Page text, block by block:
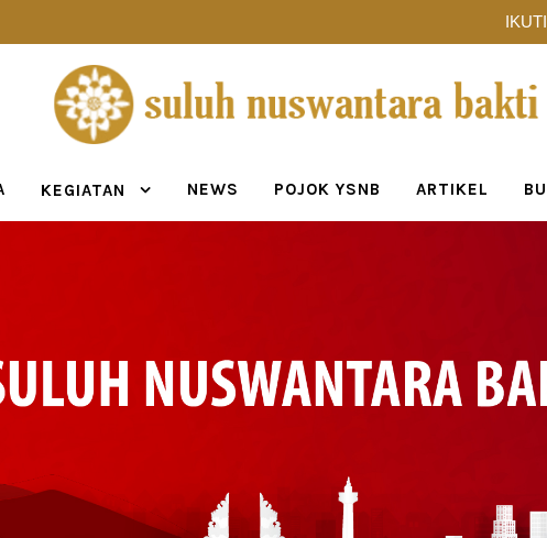
KEGIATAN NEWS POJOK YSNB ARTIKEL